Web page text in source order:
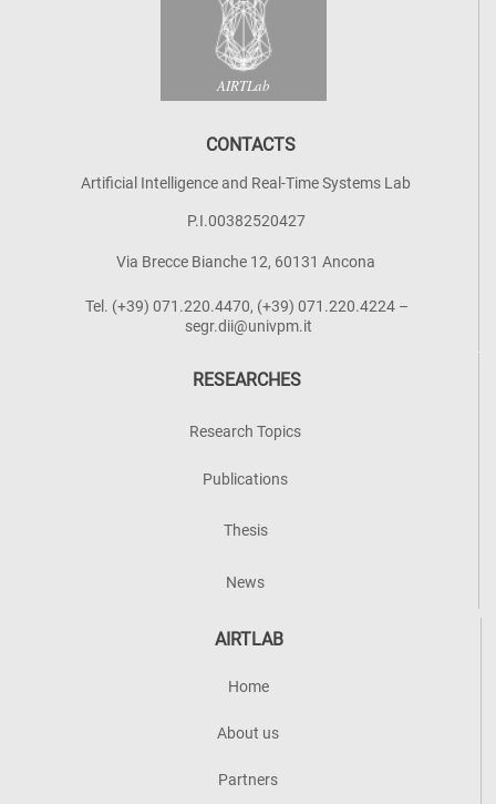
AIRTLab
CONTACTS
Artificial Intelligence and Real-Time Systems Lab
P.I.00382520427
Via Brecce Bianche 12, 60131 Ancona
Tel. (+39) 071.220.4470, (+39) 071.220.4224 –
segr.dii@univpm.it
RESEARCHES
Research Topics
Publications
Thesis
News
AIRTLAB
Home
About us
Partners